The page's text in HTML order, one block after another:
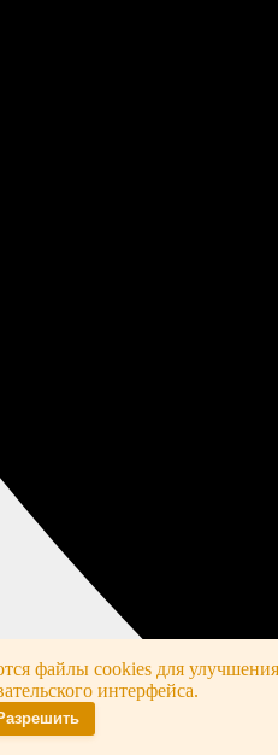
файлы cookies для улучшения
интерфейса.